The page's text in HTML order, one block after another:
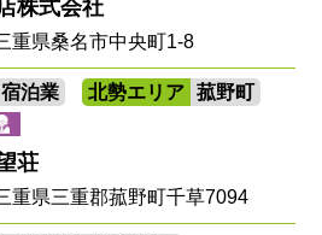
株式会社
重県桑名市中央町1-8
泊業 北勢エリア 菰野町
荘
重県三重郡菰野町千草7094